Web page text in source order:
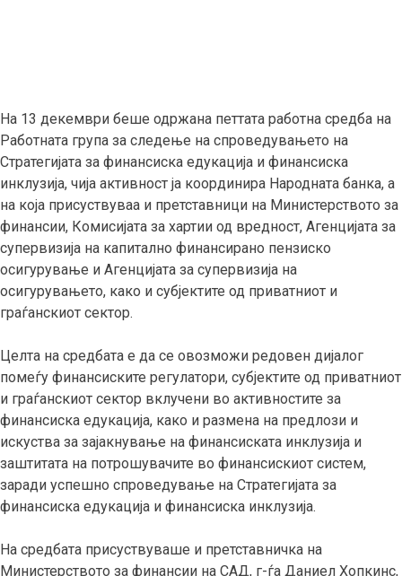
На 13 декември беше одржана петтата работна средба на
Работната група за следење на спроведувањето на
Стратегијата за финансиска едукација и финансиска
инклузија, чија активност ја координира Народната банка, а
на која присуствуваа и претставници на Министерството за
финансии, Комисијата за хартии од вредност, Агенцијата за
супервизија на капитално финансирано пензиско
осигурување и Агенцијата за супервизија на
осигурувањето, како и субјектите од приватниот и
граѓанскиот сектор.
Целта на средбата е да се овозможи редовен дијалог
помеѓу финансиските регулатори, субјектите од приватниот
и граѓанскиот сектор вклучени во активностите за
финансиска едукација, како и размена на предлози и
искуства за зајакнување на финансиската инклузија и
заштитата на потрошувачите во финансискиот систем,
заради успешно спроведување на Стратегијата за
финансиска едукација и финансиска инклузија.
На средбата присуствуваше и претставничка на
Министерството за финансии на САД, г-ѓа Даниел Хопкинс,